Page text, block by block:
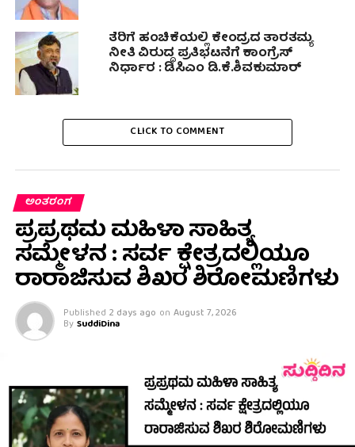
ತೆರಿಗೆ ಹಂಚಿಕೆಯಲ್ಲಿ ಕೇಂದ್ರದ ತಾರತಮ್ಯ
ನೀತಿ ವಿರುದ್ಧ ಪ್ರತಿಭಟನೆಗೆ ಕಾಂಗ್ರೆಸ್
ನಿರ್ಧಾರ : ಡಿಸಿಎಂ ಡಿ.ಕೆ.ಶಿವಕುಮಾರ್
CLICK TO COMMENT
ಅಂತರಂಗ
ಪ್ರಪ್ರಥಮ ಮಹಿಳಾ ಸಾಹಿತ್ಯ
ಸಮ್ಮೇಳನ : ಸರ್ವ ಕ್ಷೇತ್ರದಲ್ಲಿಯೂ
ರಾರಾಜಿಸುವ ಶಿಖರ ಶಿರೋಮಣಿಗಳು
Published 2 days ago on August 7, 2026
By SuddiDina